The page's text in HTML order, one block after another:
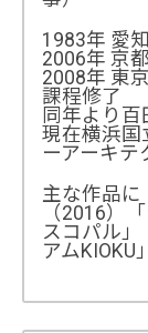
1983年 愛
2006年 京
2008年 東
課程修了
同年より
現在横浜国
ーアーキテ
主な作品に
（2016）
スコパル
アムKIOKU
開催概要
登壇者プロ